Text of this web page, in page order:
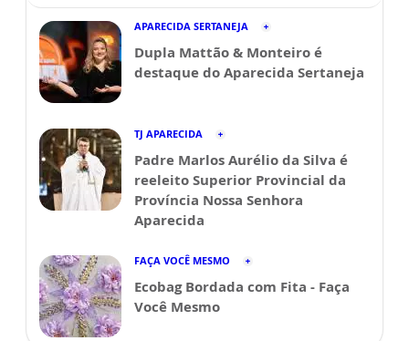
APARECIDA SERTANEJA
Dupla Mattão & Monteiro é
destaque do Aparecida Sertaneja
TJ APARECIDA
Padre Marlos Aurélio da Silva é
reeleito Superior Provincial da
Província Nossa Senhora
Aparecida
FAÇA VOCÊ MESMO
Ecobag Bordada com Fita - Faça
Você Mesmo